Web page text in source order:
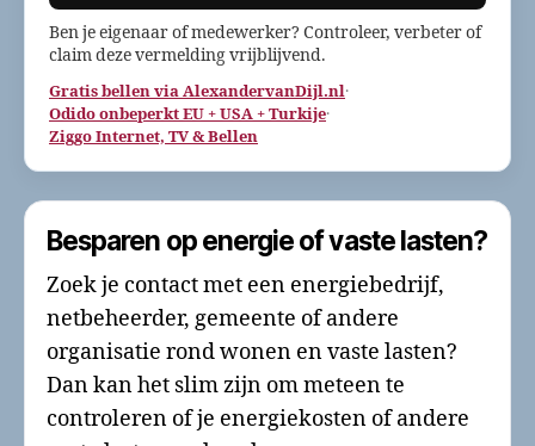
Ben je eigenaar of medewerker? Controleer, verbeter of
claim deze vermelding vrijblijvend.
Gratis bellen via AlexandervanDijl.nl·
Odido onbeperkt EU + USA + Turkije·
Ziggo Internet, TV & Bellen
Besparen op energie of vaste lasten?
Zoek je contact met een energiebedrijf,
netbeheerder, gemeente of andere
organisatie rond wonen en vaste lasten?
Dan kan het slim zijn om meteen te
controleren of je energiekosten of andere